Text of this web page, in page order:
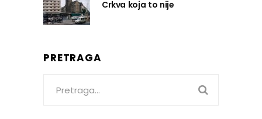
Crkva koja to nije
PRETRAGA